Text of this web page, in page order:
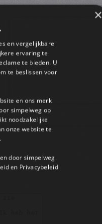
×
en vergelijkbare
ervaring te
te bieden. U
te beslissen voor
en ons merk
simpelweg op
noodzakelijke
onze website te
door simpelweg
en Privacybeleid